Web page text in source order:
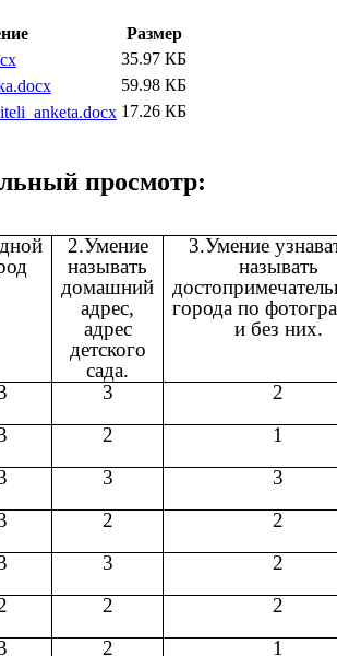
Размер
35.97 КБ
59.98 КБ
17.26 КБ
просмотр:
2.Умение
называть
домашний
адрес,
адрес
детского
сада.
3.Умение
называть
города по
и без них.
3
2
2
1
3
3
2
2
3
2
2
2
2
1